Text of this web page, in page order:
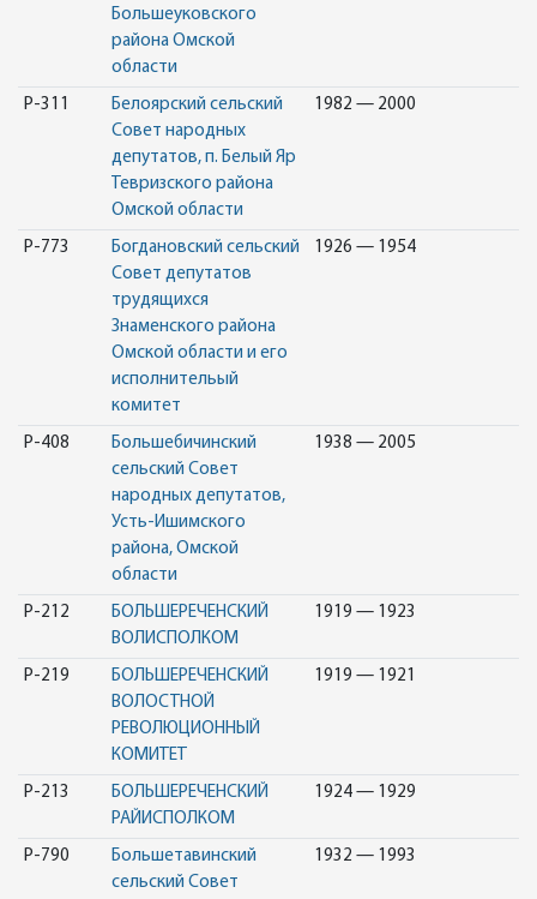
Большеуковского
района Омской
области
Р-311
Белоярский сельский
Совет народных
депутатов, п. Белый Яр
Тевризского района
Омской области
1982 — 2000
Р-773
Богдановский сельский
Совет депутатов
трудящихся
Знаменского района
Омской области и его
исполнительый
комитет
1926 — 1954
Р-408
Большебичинский
сельский Совет
народных депутатов,
Усть-Ишимского
района, Омской
области
1938 — 2005
Р-212
БОЛЬШЕРЕЧЕНСКИЙ
ВОЛИСПОЛКОМ
1919 — 1923
Р-219
БОЛЬШЕРЕЧЕНСКИЙ
ВОЛОСТНОЙ
РЕВОЛЮЦИОННЫЙ
КОМИТЕТ
1919 — 1921
Р-213
БОЛЬШЕРЕЧЕНСКИЙ
РАЙИСПОЛКОМ
1924 — 1929
Р-790
Большетавинский
сельский Совет
1932 — 1993